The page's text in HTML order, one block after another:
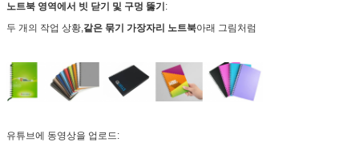
노트북 영역에서 빗 닫기 및 구멍 뚫기 :
두 개의 작업 상황,같은 묶기 가장자리 노트북아래 그림처럼
유튜브에 동영상을 업로드: